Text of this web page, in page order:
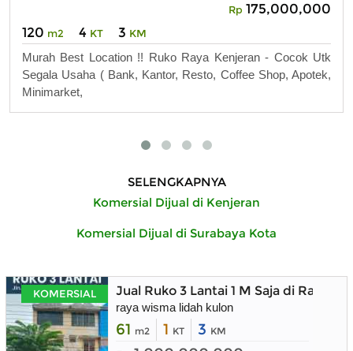
Rp 175,000,000
120 m2 4 KT 3 KM
Murah Best Location !! Ruko Raya Kenjeran - Cocok Utk
Segala Usaha ( Bank, Kantor, Resto, Coffee Shop, Apotek,
Minimarket,
SELENGKAPNYA
Komersial Dijual di Kenjeran
Komersial Dijual di Surabaya Kota
KOMERSIAL Jual Ruko 3 Lantai 1 M Saja di Raya
raya wisma lidah kulon
61 m2 1 KT 3 KM